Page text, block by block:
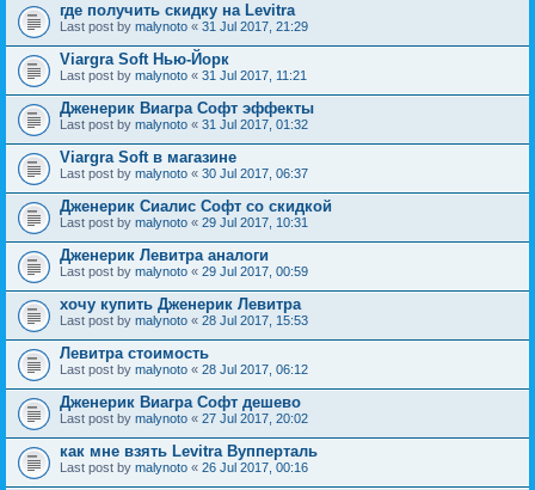
где получить скидку на Levitra
Last post by malynoto « 31 Jul 2017, 21:29
Viargra Soft Нью-Йорк
Last post by malynoto « 31 Jul 2017, 11:21
Дженерик Виагра Софт эффекты
Last post by malynoto « 31 Jul 2017, 01:32
Viargra Soft в магазине
Last post by malynoto « 30 Jul 2017, 06:37
Дженерик Сиалис Софт со скидкой
Last post by malynoto « 29 Jul 2017, 10:31
Дженерик Левитра аналоги
Last post by malynoto « 29 Jul 2017, 00:59
хочу купить Дженерик Левитра
Last post by malynoto « 28 Jul 2017, 15:53
Левитра стоимость
Last post by malynoto « 28 Jul 2017, 06:12
Дженерик Виагра Софт дешево
Last post by malynoto « 27 Jul 2017, 20:02
как мне взять Levitra Вупперталь
Last post by malynoto « 26 Jul 2017, 00:16